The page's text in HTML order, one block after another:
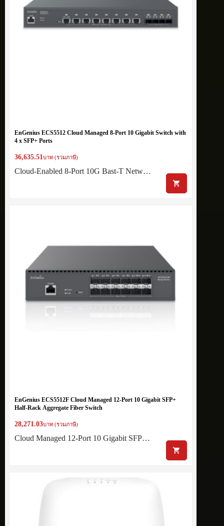
EnGenius ECS5512 Cloud Managed 8-Port 10 Gigabit Switch with
4 x SFP+ Ports
36,635.51บาท (รวมภาษี)
Cloud-Enabled 8-Port 10G Bast-T Netw…
EnGenius ECS5512F Cloud Managed 12-Port 10 Gigabit SFP+
Half-Rack Aggregate Fiber Switch
28,271.03บาท (รวมภาษี)
Cloud Managed 12-Port 10 Gigabit SFP…